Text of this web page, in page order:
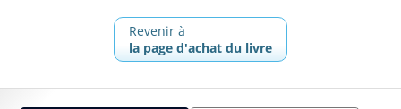
Revenir à
la page d'achat du livre